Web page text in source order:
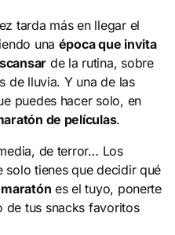
tarda más en llegar el
una época que invita
de la rutina, sobre
de lluvia. Y una de las
puedes hacer solo, en
de películas.
de terror… Los
solo tienes que decidir qué
es el tuyo, ponerte
de tus snacks favoritos